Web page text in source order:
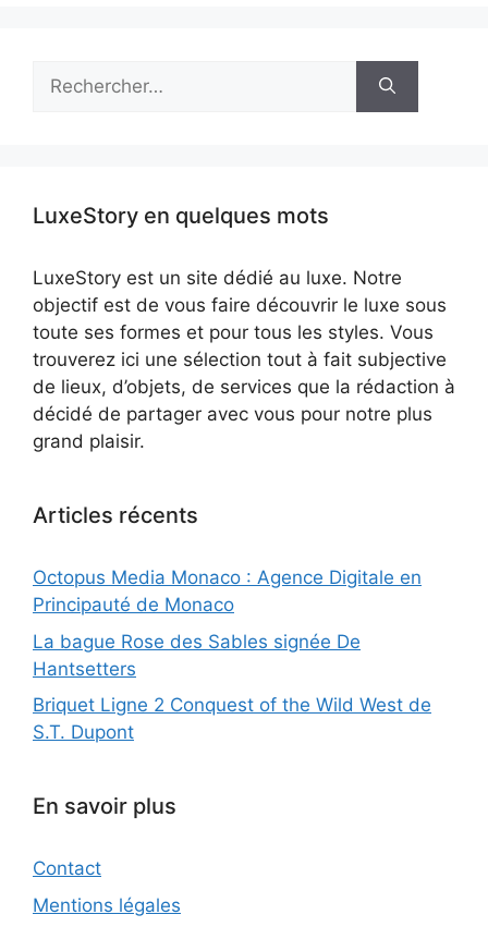
Rechercher :
LuxeStory en quelques mots
LuxeStory est un site dédié au luxe. Notre
objectif est de vous faire découvrir le luxe sous
toute ses formes et pour tous les styles. Vous
trouverez ici une sélection tout à fait subjective
de lieux, d’objets, de services que la rédaction à
décidé de partager avec vous pour notre plus
grand plaisir.
Articles récents
Octopus Media Monaco : Agence Digitale en
Principauté de Monaco
La bague Rose des Sables signée De
Hantsetters
Briquet Ligne 2 Conquest of the Wild West de
S.T. Dupont
En savoir plus
Contact
Mentions légales